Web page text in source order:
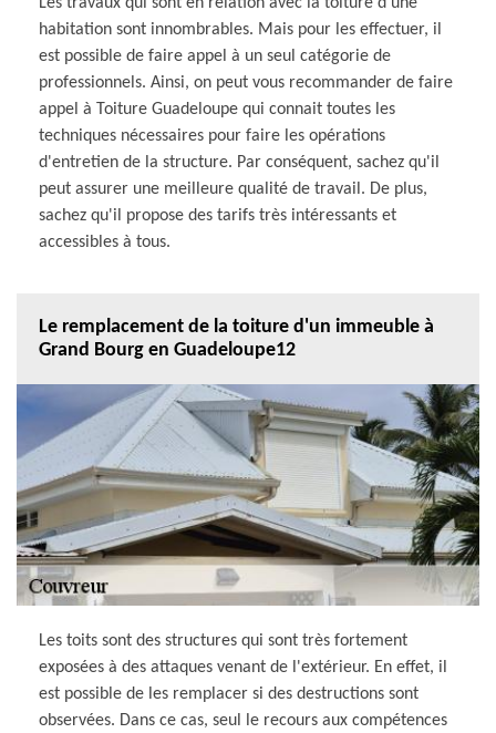
habitation sont innombrables. Mais pour les effectuer, il
est possible de faire appel à un seul catégorie de
professionnels. Ainsi, on peut vous recommander de faire
appel à Toiture Guadeloupe qui connait toutes les
techniques nécessaires pour faire les opérations
d'entretien de la structure. Par conséquent, sachez qu'il
peut assurer une meilleure qualité de travail. De plus,
sachez qu'il propose des tarifs très intéressants et
accessibles à tous.
Le remplacement de la toiture d'un immeuble à
Grand Bourg en Guadeloupe12
Les toits sont des structures qui sont très fortement
exposées à des attaques venant de l'extérieur. En effet, il
est possible de les remplacer si des destructions sont
observées. Dans ce cas, seul le recours aux compétences